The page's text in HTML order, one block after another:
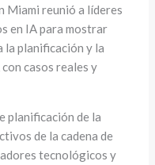
Miami reunió a líderes
en IA para mostrar
la planificación y la
casos reales y
planificación de la
de la cadena de
tecnológicos y